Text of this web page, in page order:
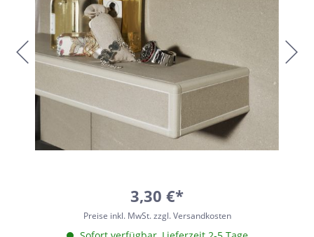
3,30 €*
Preise inkl. MwSt. zzgl. Versandkosten